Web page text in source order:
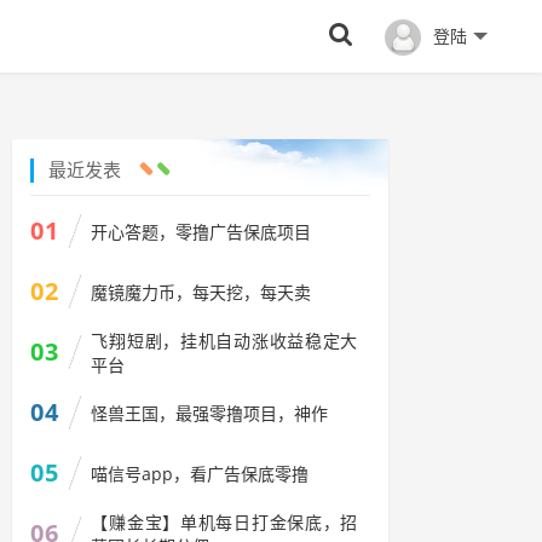
登陆
最近发表
01 开心答题，零撸广告保底项目
02 魔镜魔力币，每天挖，每天卖
03
飞翔短剧，挂机自动涨收益稳定大
平台
04 怪兽王国，最强零撸项目，神作
05 喵信号app，看广告保底零撸
06
【赚金宝】单机每日打金保底，招